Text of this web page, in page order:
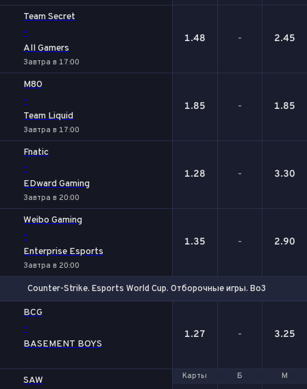
Team Secret
-
All Gamers
Завтра в 17:00
1.48 - 2.45
M80
-
Team Liquid
Завтра в 17:00
1.85 - 1.85
Fnatic
-
EDward Gaming
Завтра в 20:00
1.28 - 3.30
Weibo Gaming
-
Enterprise Esports
Завтра в 20:00
1.35 - 2.90
Counter-Strike. Esports World Cup. Отборочные игры. Bo3
BCG
-
BASEMENT BOYS
1.27 - 3.25
Карты Б М
SAW Карты Б М